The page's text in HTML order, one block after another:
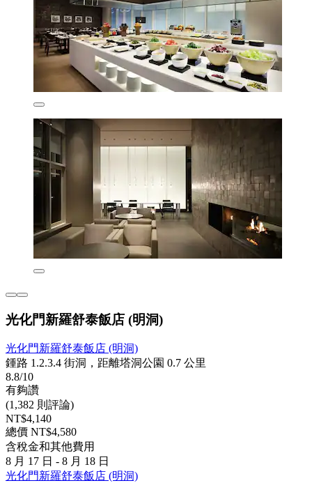
光化門新羅舒泰飯店 (明洞)
光化門新羅舒泰飯店 (明洞)
鍾路 1.2.3.4 街洞，距離塔洞公園 0.7 公里
8.8/10
有夠讚
(1,382 則評論)
NT$4,140
總價 NT$4,580
含稅金和其他費用
8 月 17 日 - 8 月 18 日
光化門新羅舒泰飯店 (明洞)